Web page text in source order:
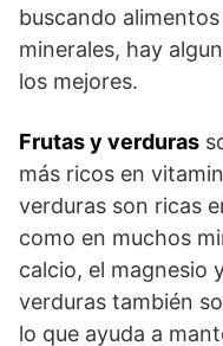
buscando
minerales, hay
los mejores.
Frutas y verduras
más ricos en
verduras son ricas
como en muchos
calcio, el magnesio
verduras también
lo que ayuda a